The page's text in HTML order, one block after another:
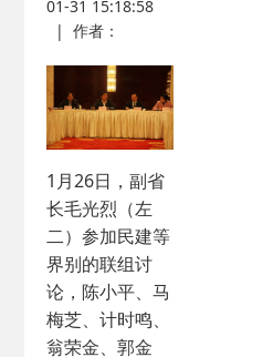
01-31 15:18:58
|作者：
1月26日，副省
长毛光烈（左
二）参加民建等
界别的联组讨
论，陈小平、马
梅芝、计时鸣、
翁荣金、郭金